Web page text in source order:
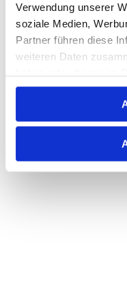
Verwendung unserer
soziale Medien,
Partner führen diese
weiteren Daten
gesammelt haben.
ALLE